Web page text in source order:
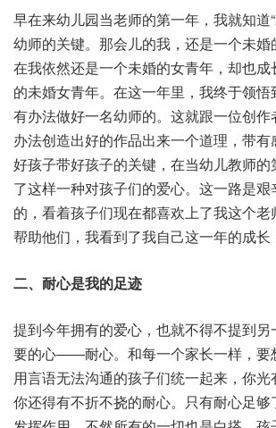
早在来幼儿园当老师的第一年，我就知道
幼师的关键。那会儿的我，还是一个未
在我依然还是一个未婚的女青年，却也
的未婚女青年。在这一年里，我终于领
有办法做好一名幼师的。这就跟一位创
办法创造出好的作品出来一个道理，带
好孩子带好孩子的关键，在当幼儿教师
了这样一种对孩子们的爱心。这一路是
的，看着孩子们现在都喜欢上了我这个
帮助他们，我看到了我自己这一年的成长
二、耐心是我的足迹
提到今年拥有的爱心，也就不得不提到
要的心――耐心。和每一个家长一样，要
用言语无法沟通的孩子们统一起来，你光
你还得有不折不挠的耐心。只有耐心足